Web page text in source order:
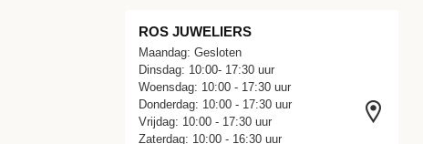
ROS JUWELIERS
Maandag: Gesloten
Dinsdag: 10:00- 17:30 uur
Woensdag: 10:00 - 17:30 uur
Donderdag: 10:00 - 17:30 uur
Vrijdag: 10:00 - 17:30 uur
Zaterdag: 10:00 - 16:30 uur